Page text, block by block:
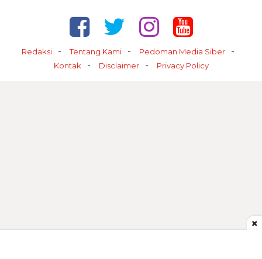
Redaksi Tentang Kami
Pedoman Media Siber
Kontak
Disclaimer Privacy Policy
×